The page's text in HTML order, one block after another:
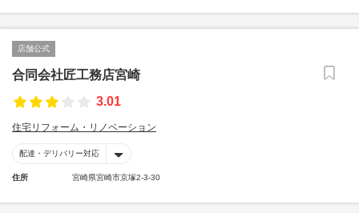
店舗公式
合同会社匠工務店宮崎
3.01
住宅リフォーム・リノベーション
配達・デリバリー対応
住所 宮崎県宮崎市京塚2-3-30